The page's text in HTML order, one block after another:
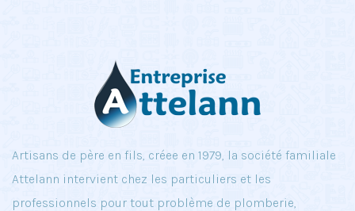
Artisans de père en fils, créee en 1979, la société familiale
Attelann intervient chez les particuliers et les
professionnels pour tout problème de plomberie,